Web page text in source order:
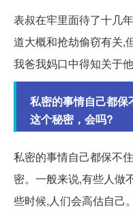
表叔在牢里面待了十几
道大概和抢劫偷窃有关,
我爸我妈口中得知关于
私密的事情自己都保
这个秘密，会吗?
私密的事情自己都保不
密。一般来说,有些人做
些时候,人们会高估自己